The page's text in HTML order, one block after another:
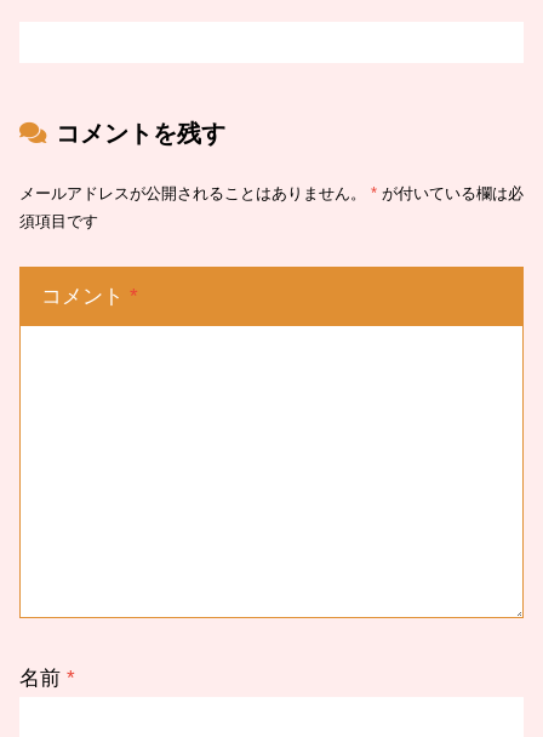
コメントを残す
メールアドレスが公開されることはありません。 * が付いている欄は必
須項目です
コメント *
名前 *